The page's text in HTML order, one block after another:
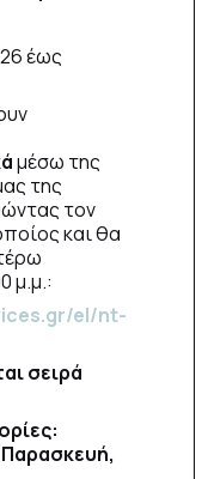
έως
μέσω της
της
τον
και θα
μ.μ.:
el/nt-
σειρά